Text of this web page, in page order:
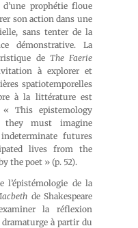
prophétie floue
son action dans une
sans tenter de la
démonstrative. La
de The Faerie
à explorer et
spatiotemporelles
à la littérature est
This epistemology
they must imagine
futures
lives from the
the poet » (p. 52).
l’épistémologie de la
de Shakespeare
la réflexion
à partir du